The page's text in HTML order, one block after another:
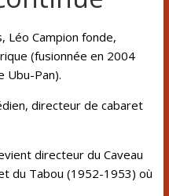
Léo Campion fonde,
(fusionnée en 2004
Ubu-Pan).
directeur de cabaret
directeur du Caveau
du Tabou (1952-1953) où